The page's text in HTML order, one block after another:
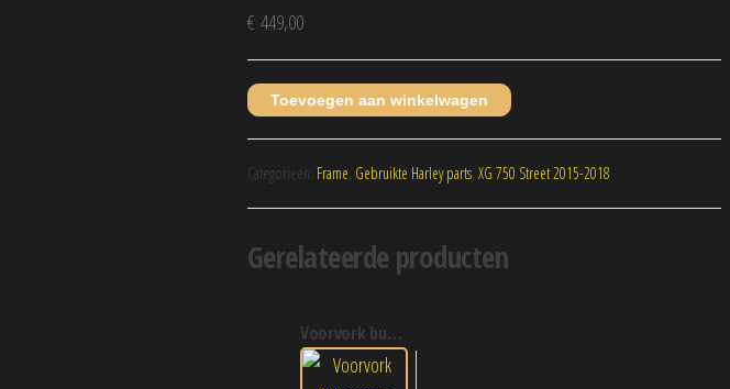
€ 449,00
Toevoegen aan winkelwagen
Categorieën: Frame Gebruikte Harley parts, XG 750 Street 2015-2018
Gerelateerde producten
voorvork buitenpoot links